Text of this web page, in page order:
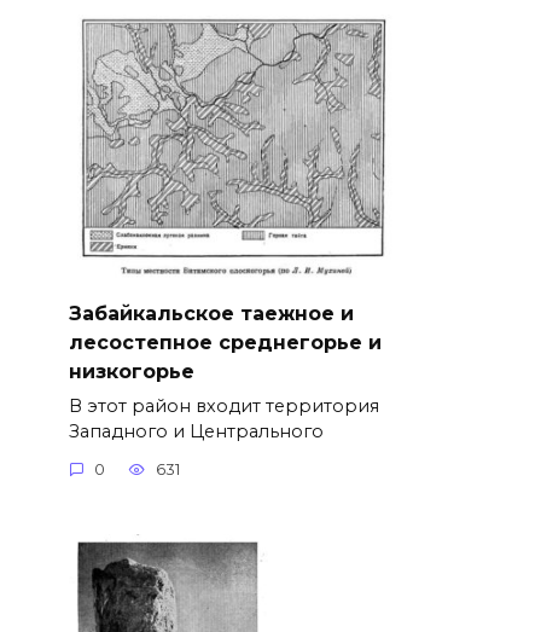
Забайкальское таежное и
лесостепное среднегорье и
низкогорье
В этот район входит территория
Западного и Центрального
0 631